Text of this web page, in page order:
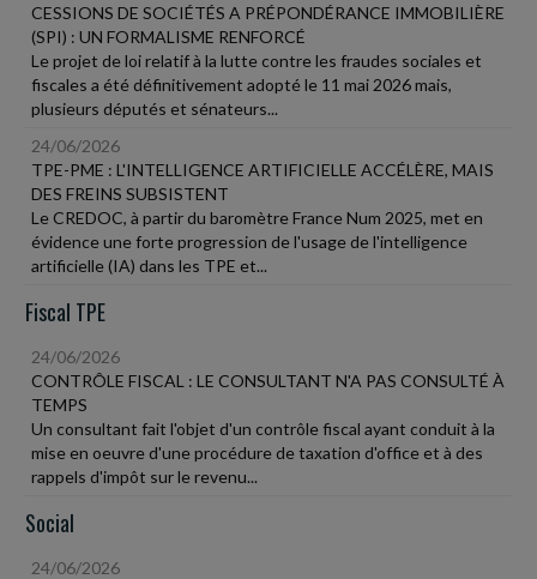
CESSIONS DE SOCIÉTÉS A PRÉPONDÉRANCE IMMOBILIÈRE
(SPI) : UN FORMALISME RENFORCÉ
Le projet de loi relatif à la lutte contre les fraudes sociales et
fiscales a été définitivement adopté le 11 mai 2026 mais,
plusieurs députés et sénateurs...
24/06/2026
TPE-PME : L'INTELLIGENCE ARTIFICIELLE ACCÉLÈRE, MAIS
DES FREINS SUBSISTENT
Le CREDOC, à partir du baromètre France Num 2025, met en
évidence une forte progression de l'usage de l'intelligence
artificielle (IA) dans les TPE et...
Fiscal TPE
24/06/2026
CONTRÔLE FISCAL : LE CONSULTANT N'A PAS CONSULTÉ À
TEMPS
Un consultant fait l'objet d'un contrôle fiscal ayant conduit à la
mise en oeuvre d'une procédure de taxation d'office et à des
rappels d'impôt sur le revenu...
Social
24/06/2026